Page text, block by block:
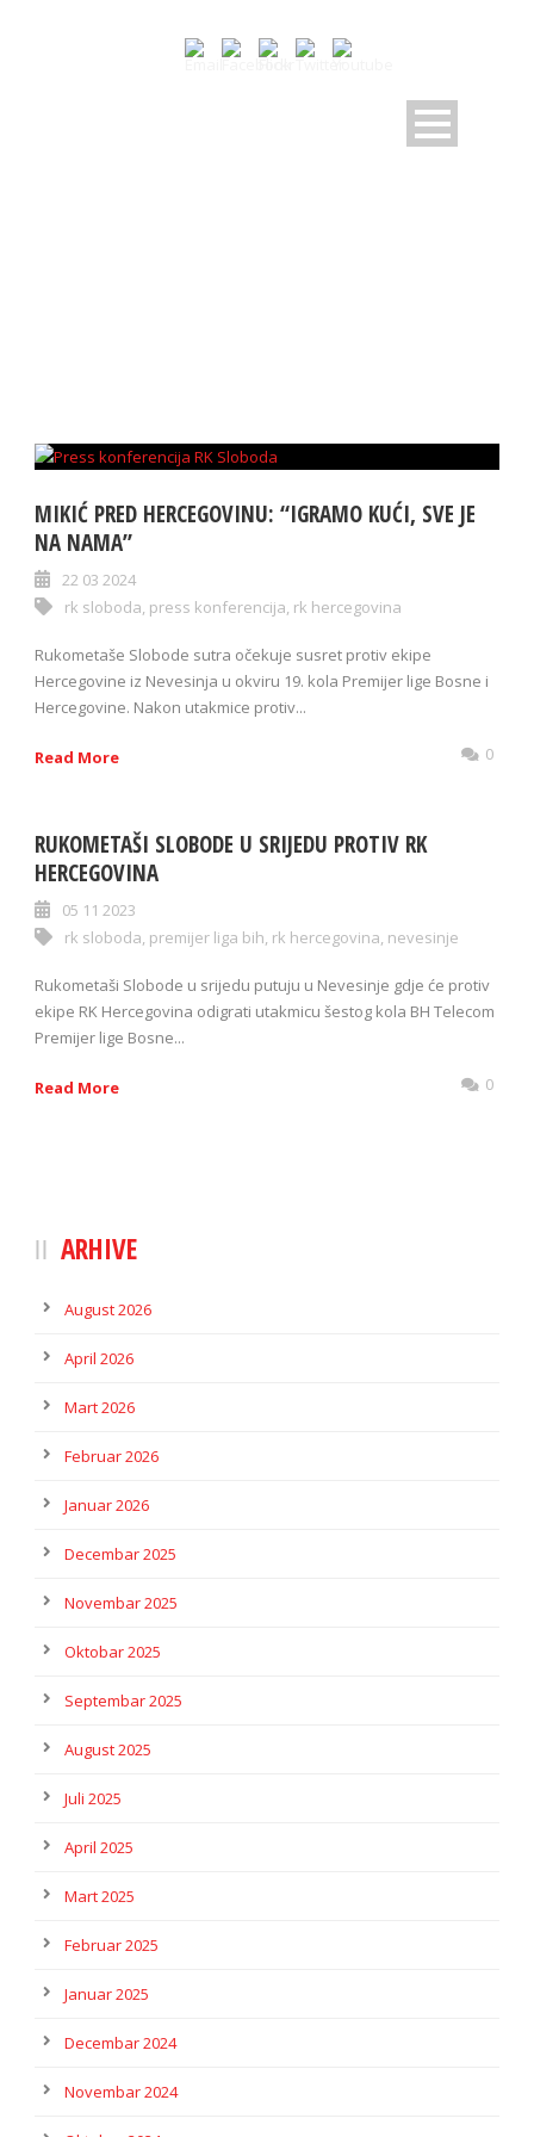
MIKIĆ PRED HERCEGOVINU: “IGRAMO KUĆI, SVE JE
NA NAMA”
22 03 2024
rk sloboda, press konferencija, rk hercegovina
Rukometaše Slobode sutra očekuje susret protiv ekipe
Hercegovine iz Nevesinja u okviru 19. kola Premijer lige Bosne i
Hercegovine. Nakon utakmice protiv...
Read More 0
RUKOMETAŠI SLOBODE U SRIJEDU PROTIV RK
HERCEGOVINA
05 11 2023
rk sloboda, premijer liga bih, rk hercegovina, nevesinje
Rukometaši Slobode u srijedu putuju u Nevesinje gdje će protiv
ekipe RK Hercegovina odigrati utakmicu šestog kola BH Telecom
Premijer lige Bosne...
Read More 0
ARHIVE
August 2026
April 2026
Mart 2026
Februar 2026
Januar 2026
Decembar 2025
Novembar 2025
Oktobar 2025
Septembar 2025
August 2025
Juli 2025
April 2025
Mart 2025
Februar 2025
Januar 2025
Decembar 2024
Novembar 2024